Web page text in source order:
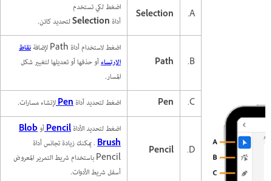
A.
Selection
اضغط لكي تستخدم
أداةSelectionلتحديد كائن.
B.
Path
اضغط لاستخدام أداة Path لإضافة
نقاط
الارتساءأو حذفها أو تعديلها لتغيير شكل
المسار.
C.
Pen اضغط لتحديد أداةPenلإنشاء مسارات.
D.
Pencil
اضغط لتحديد الأداةPencilأوBlob
Brush. يمكنك زيادة تجانس أداة
Pencil باستخدام شريط التمرير المعروض
أسفل شريط الأدوات.